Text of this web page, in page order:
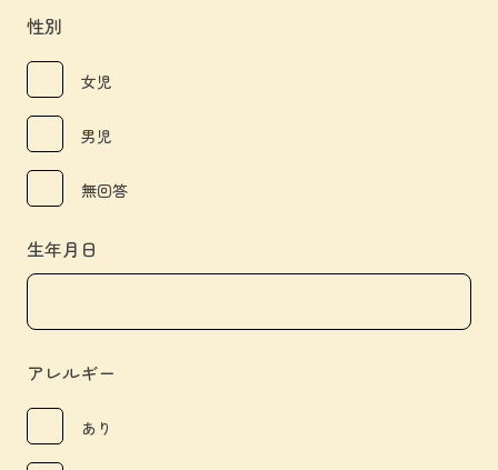
性別
女児
男児
無回答
生年月日
アレルギー
あり